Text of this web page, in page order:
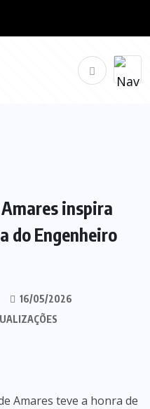
inspira
do Engenheiro
16/05/2026
Amares teve a honra de